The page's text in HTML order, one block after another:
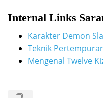
Internal Links
Karakter Demon
Teknik
Mengenal Twelve